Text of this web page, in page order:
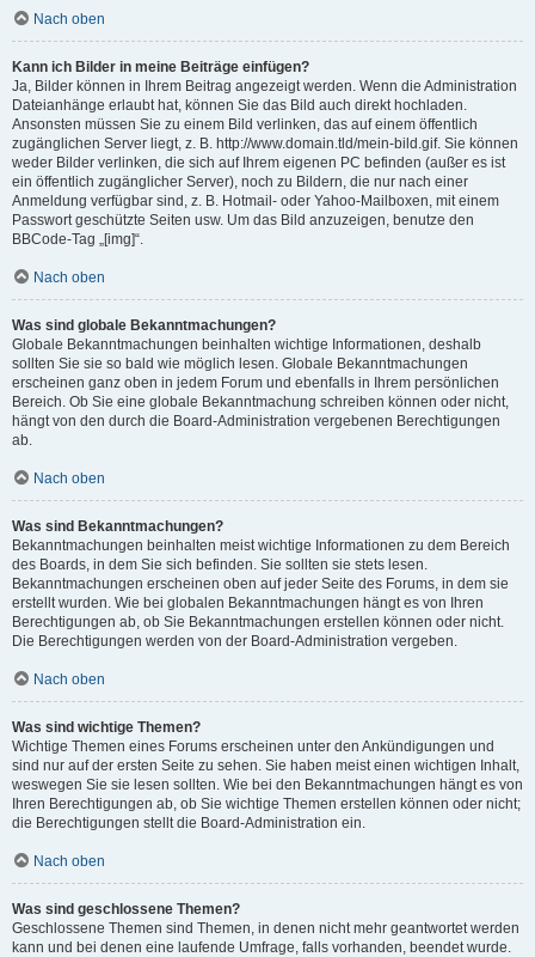
Nach oben
Kann ich Bilder in meine Beiträge einfügen?
Ja, Bilder können in Ihrem Beitrag angezeigt werden. Wenn die Administration
Dateianhänge erlaubt hat, können Sie das Bild auch direkt hochladen.
Ansonsten müssen Sie zu einem Bild verlinken, das auf einem öffentlich
zugänglichen Server liegt, z. B. http://www.domain.tld/mein-bild.gif. Sie können
weder Bilder verlinken, die sich auf Ihrem eigenen PC befinden (außer es ist
ein öffentlich zugänglicher Server), noch zu Bildern, die nur nach einer
Anmeldung verfügbar sind, z. B. Hotmail- oder Yahoo-Mailboxen, mit einem
Passwort geschützte Seiten usw. Um das Bild anzuzeigen, benutze den
BBCode-Tag „[img]“.
Nach oben
Was sind globale Bekanntmachungen?
Globale Bekanntmachungen beinhalten wichtige Informationen, deshalb
sollten Sie sie so bald wie möglich lesen. Globale Bekanntmachungen
erscheinen ganz oben in jedem Forum und ebenfalls in Ihrem persönlichen
Bereich. Ob Sie eine globale Bekanntmachung schreiben können oder nicht,
hängt von den durch die Board-Administration vergebenen Berechtigungen
ab.
Nach oben
Was sind Bekanntmachungen?
Bekanntmachungen beinhalten meist wichtige Informationen zu dem Bereich
des Boards, in dem Sie sich befinden. Sie sollten sie stets lesen.
Bekanntmachungen erscheinen oben auf jeder Seite des Forums, in dem sie
erstellt wurden. Wie bei globalen Bekanntmachungen hängt es von Ihren
Berechtigungen ab, ob Sie Bekanntmachungen erstellen können oder nicht.
Die Berechtigungen werden von der Board-Administration vergeben.
Nach oben
Was sind wichtige Themen?
Wichtige Themen eines Forums erscheinen unter den Ankündigungen und
sind nur auf der ersten Seite zu sehen. Sie haben meist einen wichtigen Inhalt,
weswegen Sie sie lesen sollten. Wie bei den Bekanntmachungen hängt es von
Ihren Berechtigungen ab, ob Sie wichtige Themen erstellen können oder nicht;
die Berechtigungen stellt die Board-Administration ein.
Nach oben
Was sind geschlossene Themen?
Geschlossene Themen sind Themen, in denen nicht mehr geantwortet werden
kann und bei denen eine laufende Umfrage, falls vorhanden, beendet wurde.